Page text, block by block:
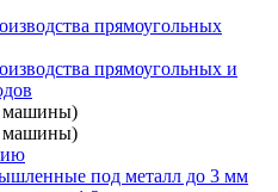
прямоугольных
прямоугольных и
машины)
машины)
под металл до 3 мм